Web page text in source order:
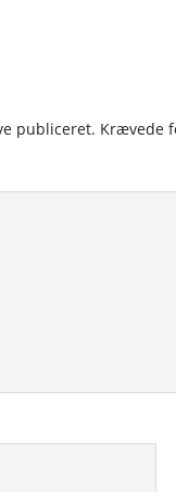
publiceret. Krævede